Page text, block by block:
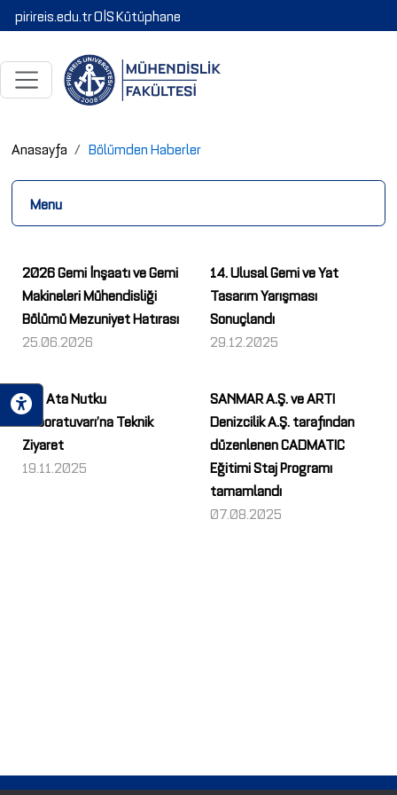
pirireis.edu.trOİSKütüphane
Anasayfa Bölümden Haberler
Menu
2026 Gemi İnşaatı ve Gemi
Makineleri Mühendisliği
Bölümü Mezuniyet Hatırası
25.06.2026
14. Ulusal Gemi ve Yat
Tasarım Yarışması
Sonuçlandı
29.12.2025
İTÜ Ata Nutku
Laboratuvarı’na Teknik
Ziyaret
19.11.2025
SANMAR A.Ş. ve ARTI
Denizcilik A.Ş. tarafından
düzenlenen CADMATIC
Eğitimi Staj Programı
tamamlandı
07.08.2025